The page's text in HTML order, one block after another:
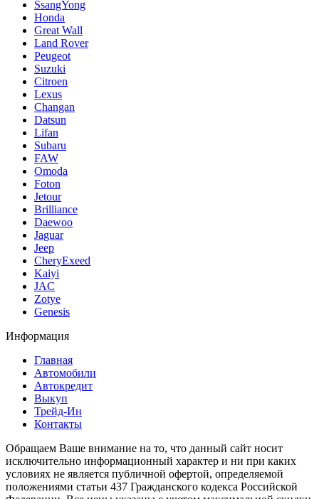
SsangYong
Honda
Great Wall
Land Rover
Peugeot
Suzuki
Citroen
Lexus
Changan
Datsun
Lifan
Subaru
FAW
Omoda
Foton
Jetour
Brilliance
Daewoo
Jaguar
Jeep
CheryExeed
Kaiyi
JAC
Zotye
Genesis
Информация
Главная
Автомобили
Автокредит
Выкуп
Трейд-Ин
Контакты
Обращаем Ваше внимание на то, что данный сайт носит
исключительно информационный характер и ни при каких
условиях не является публичной офертой, определяемой
положениями статьи 437 Гражданского кодекса Российской